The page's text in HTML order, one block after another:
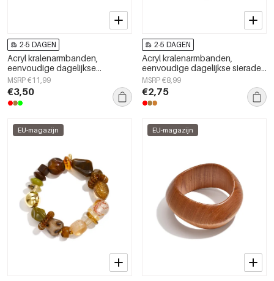
2-5 DAGEN
Acryl kralenarmbanden,
eenvoudige dagelijkse
kralenserie, damessieraden
MSRP €11,99
€3,50
2-5 DAGEN
Acryl kralenarmbanden,
eenvoudige dagelijkse sieraden
uit de Simple Series voor dames.
MSRP €8,99
€2,75
EU-magazijn EU-magazijn